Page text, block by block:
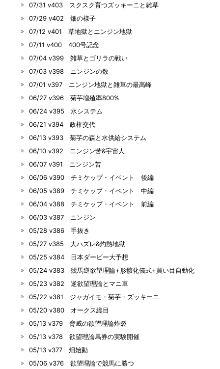
07/31 v403 スクスク育つズッキーニと雑草
07/29 v402 畑の様子
07/12 v401 草地獄とニンジン地獄
07/11 v400 400号記念
07/04 v399 雑草とゴリラの戦い
07/03 v398 ニンジンの数
07/01 v397 ニンジン地獄と雑草の最高峰
06/27 v396 菊芋増殖率800%
06/24 v395 水システム
06/21 v394 政権交代
06/13 v393 菊芋の森と水供給システム
06/10 v392 ニンジン苦&宇宙人
06/07 v391 ニンジン苦
06/06 v390 チミケップ・イベント 後編
06/05 v389 チミケップ・イベント 中編
06/04 v388 チミケップ・イベント 前編
06/03 v387 ニンジン
05/28 v386 手抜き
05/27 v385 大ハズレ&灼熱地獄
05/25 v384 日本ダービー大予想
05/24 v383 競馬逆欲望理論+形骸化儀式+買い目自動化
05/23 v382 逆欲望理論とマニ車
05/22 v381 ジャガイモ・菊芋・ズッキーニ
05/20 v380 オークス縦目
05/13 v379 脅威の欲望理論炸裂
05/13 v378 欲望理論馬券の実験開催
05/13 v377 畑始動
05/06 v376 欲望理論で競馬に勝つ